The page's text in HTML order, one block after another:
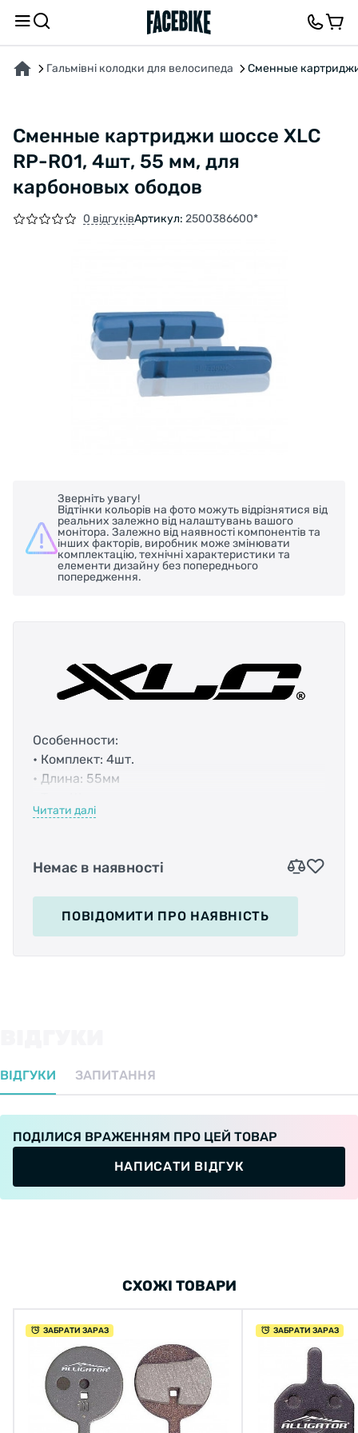
Гальмівні колодки для велосипеда Сменные
Сменные картриджи шоссе XLC
RP-R01, 4шт, 55 мм, для
карбоновых ободов
0 відгуківАртикул: 2500386600*
Зверніть увагу!
Відтінки кольорів на фото можуть відрізнятися від
реальних залежно від налаштувань вашого
монітора. Залежно від наявності компонентів та
інших факторів, виробник може змінювати
комплектацію, технічні характеристики та
елементи дизайну без попереднього
попередження.
Особенности:
• Комплект: 4шт.
• Длина: 55мм
• Цвет колодок: синий
Читати далі
Немає в наявності
ПОВІДОМИТИ ПРО НАЯВНІСТЬ
ВІДГУКИ ЗАПИТАННЯ
ПОДІЛИСЯ ВРАЖЕННЯМ ПРО ЦЕЙ ТОВАР
НАПИСАТИ ВІДГУК
ПРО ТОВАР ВІДГУКИ ТА ЗАПИТАННЯ
СХОЖІ ТОВАРИ
ЗАБРАТИ ЗАРАЗ ЗАБРАТИ ЗАРАЗ